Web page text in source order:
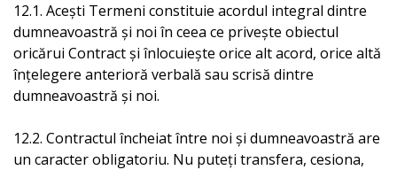
12.1. Aceşti Termeni constituie acordul integral dintre
dumneavoastră şi noi în ceea ce priveşte obiectul
oricărui Contract şi înlocuieşte orice alt acord, orice altă
înţelegere anterioră verbală sau scrisă dintre
dumneavoastră şi noi.
12.2. Contractul încheiat între noi şi dumneavoastră are
un caracter obligatoriu. Nu puteţi transfera, cesiona,